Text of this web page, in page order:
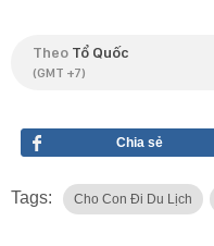
Theo Tổ Quốc
(GMT +7)
Chia sẻ
Tags: Cho Con Đi Du Lịch